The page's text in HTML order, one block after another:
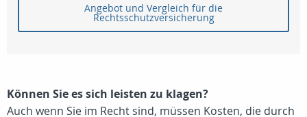
Angebot und Vergleich für die
Rechtsschutzversicherung
Können Sie es sich leisten zu klagen?
Auch wenn Sie im Recht sind, müssen Kosten, die durch